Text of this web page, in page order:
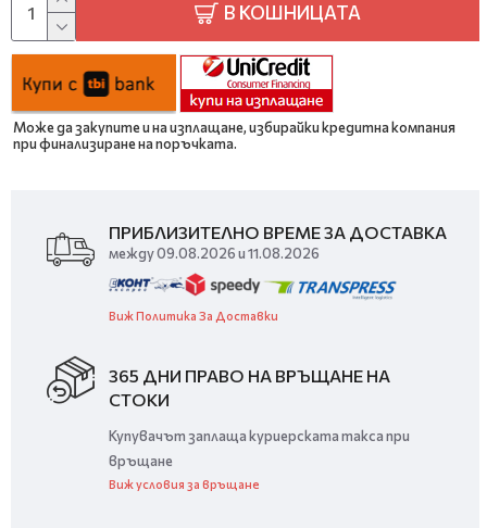
В КОШНИЦАТА
Може да закупите и на изплащане, избирайки кредитна компания
при финализиране на поръчката.
ПРИБЛИЗИТЕЛНО ВРЕМЕ ЗА ДОСТАВКА
между 09.08.2026 и 11.08.2026
Виж Политика За Доставки
365 ДНИ ПРАВО НА ВРЪЩАНЕ НА
СТОКИ
Купувачът заплаща куриерската такса при
връщане
Виж условия за връщане